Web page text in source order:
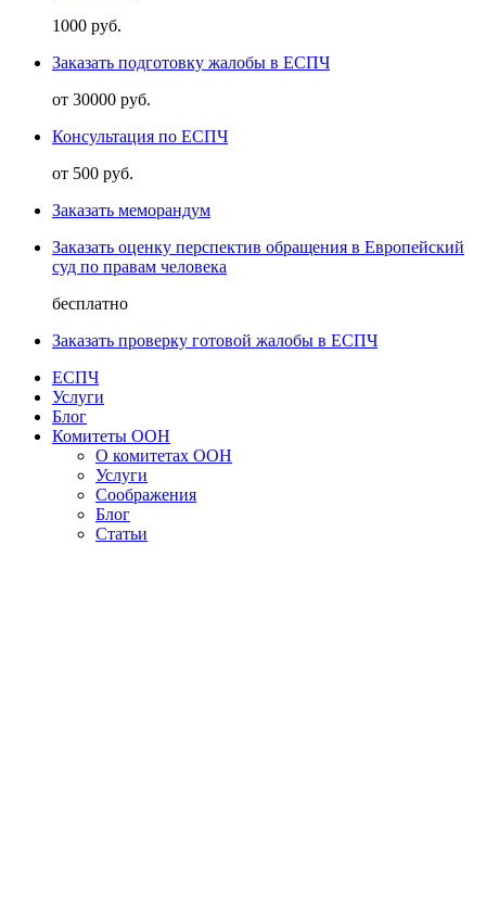
1000 руб.
Заказать подготовку жалобы в ЕСПЧ
от 30000 руб.
Консультация по ЕСПЧ
от 500 руб.
Заказать меморандум
Заказать оценку перспектив обращения в Европейский
суд по правам человека
бесплатно
Заказать проверку готовой жалобы в ЕСПЧ
ЕСПЧ
Услуги
Блог
Комитеты ООН
О комитетах ООН
Услуги
Соображения
Блог
Статьи